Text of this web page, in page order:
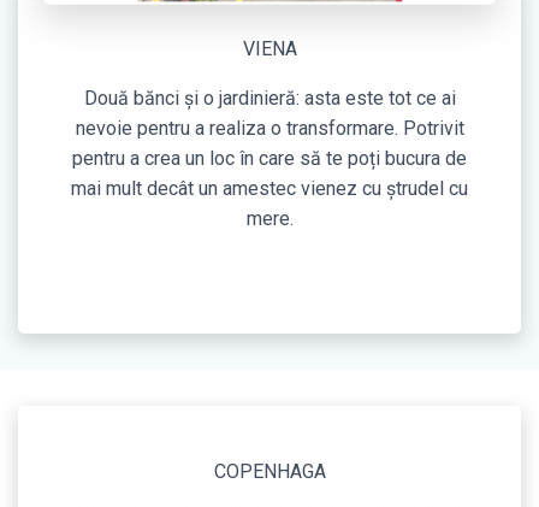
VIENA
Două bănci și o jardinieră: asta este tot ce ai
nevoie pentru a realiza o transformare. Potrivit
pentru a crea un loc în care să te poți bucura de
mai mult decât un amestec vienez cu ștrudel cu
mere.
COPENHAGA